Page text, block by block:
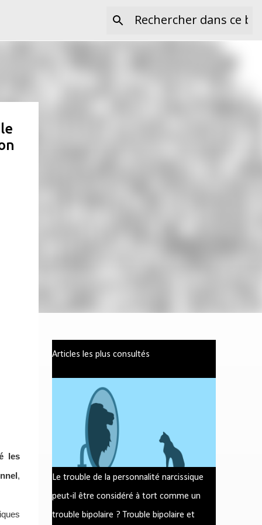
les
,
Articles les plus consultés
Le trouble de la personnalité narcissique
peut-il être considéré à tort comme un
trouble bipolaire ? Trouble bipolaire et